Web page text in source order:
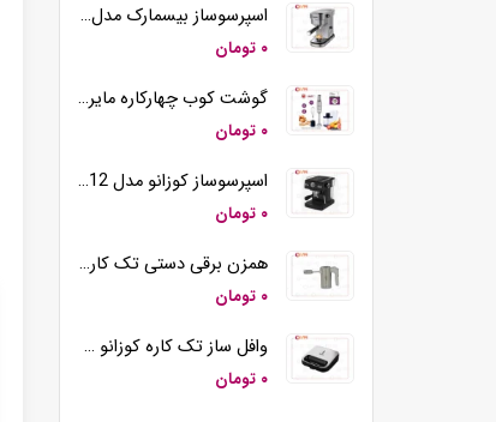
اسپرسوساز بیسمارک مدل BM2260
۰ تومان
گوشت کوب چهارکاره مایر مدل MR-194
۰ تومان
اسپرسوساز کوزانو مدل KM12
۰ تومان
همزن برقی دستی تک کاره کوزانو مدل HM212
۰ تومان
وافل ساز تک کاره کوزانو مدل KZ20
۰ تومان